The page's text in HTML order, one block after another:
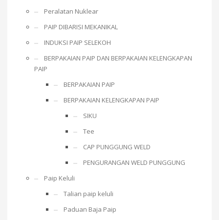
Peralatan Nuklear
PAIP DIBARISI MEKANIKAL
INDUKSI PAIP SELEKOH
BERPAKAIAN PAIP DAN BERPAKAIAN KELENGKAPAN
PAIP
BERPAKAIAN PAIP
BERPAKAIAN KELENGKAPAN PAIP
SIKU
Tee
CAP PUNGGUNG WELD
PENGURANGAN WELD PUNGGUNG
Paip Keluli
Talian paip keluli
Paduan Baja Paip